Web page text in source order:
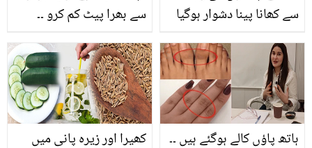
سے بھرا پیٹ کم کرو ۔۔
کے ساتھ یہ خوبصورت
ویڈیو کیوں وائرل ہو رہی
ہے؟ دیکھیں
سے کھانا پینا دشوار ہوگیا
ہی اس کے 5 قدرتی علاج
کھیرا اور زیرہ پانی میں
ہاتھ پاؤں کالے ہوگئے ہیں ۔۔